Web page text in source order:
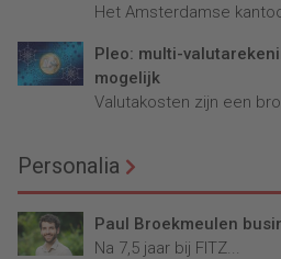
Het Amsterdamse
Pleo: multi-
mogelijk
Valutakosten zijn een
Personalia
Paul Broekmeulen
Na 7,5 jaar bij FITZ...